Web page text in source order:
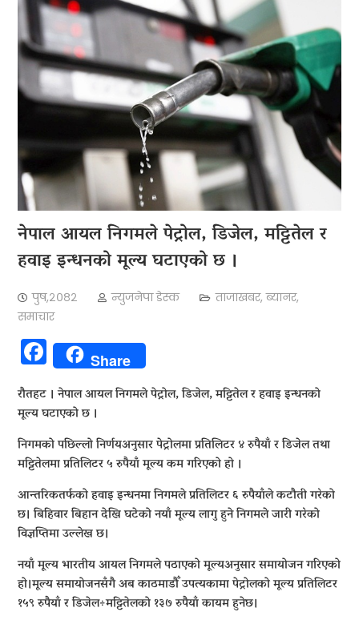
नेपाल आयल निगमले पेट्रोल, डिजेल, मट्टितेल र
हवाइ इन्धनको मूल्य घटाएको छ ।
पुष,२०८२ न्युजनेपा डेस्क ताजाखबर,ब्यानर,
समाचार
Facebook
Share
रौतहट । नेपाल आयल निगमले पेट्रोल, डिजेल, मट्टितेल र हवाइ इन्धनको
मूल्य घटाएको छ ।
निगमको पछिल्लो निर्णयअनुसार पेट्रोलमा प्रतिलिटर ४ रुपैयाँ र डिजेल तथा
मट्टितेलमा प्रतिलिटर ५ रुपैयाँ मूल्य कम गरिएको हो ।
आन्तरिकतर्फको हवाइ इन्धनमा निगमले प्रतिलिटर ६ रुपैयाँले कटौती गरेको
छ। बिहिवार बिहान देखि घटेको नयाँ मूल्य लागु हुने निगमले जारी गरेको
विज्ञप्तिमा उल्लेख छ।
नयाँ मूल्य भारतीय आयल निगमले पठाएको मूल्यअनुसार समायोजन गरिएको
हो।मूल्य समायोजनसँगै अब काठमाडौँ उपत्यकामा पेट्रोलको मूल्य प्रतिलिटर
१५९ रुपैयाँ र डिजेल÷मट्टितेलको १३७ रुपैयाँ कायम हुनेछ।